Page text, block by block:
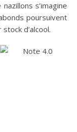
s’imagine
poursuivent
d’alcool.